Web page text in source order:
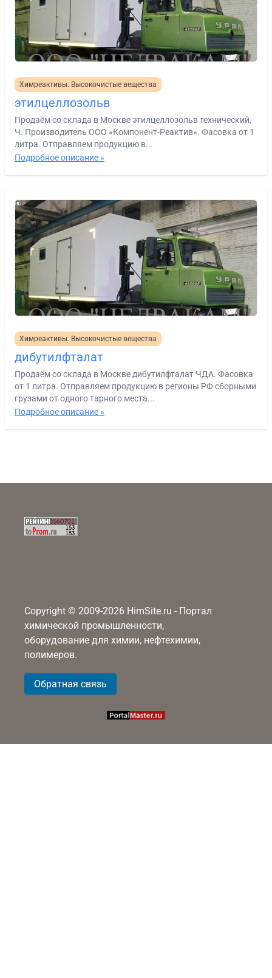
Химреактивы. Высокочистые вещества
этилцеллозольв
Продаём со склада в Москве этилцеллозольв технический,
Ч. Производитель ООО «Компонент-Реактив». Фасовка от 1
литра. Отправляем продукцию в...
Подробное описание »
Химреактивы. Высокочистые вещества
дибутилфталат
Продаём со склада в Москве дибутилфталат ЧДА. Фасовка
от 1 литра. Отправляем продукцию в регионы РФ сборными
грузами от одного тарного места...
Подробное описание »
Copyright © 2009-2026 HimSite.ru - Портал
химической промышленности,
оборудование для химии, нефтехимии,
полимеров.
Обратная связь